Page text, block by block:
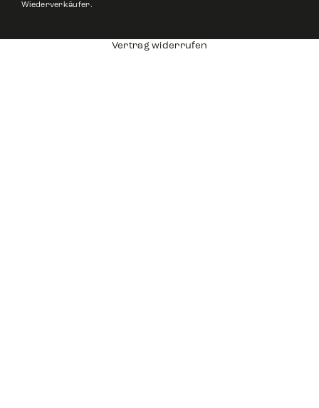
Wiederverkäufer.
Vertrag widerrufen